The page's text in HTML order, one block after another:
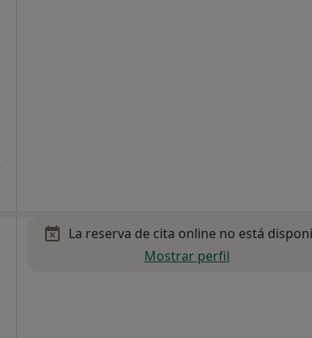
La reserva de cita online no está
Mostrar perfil